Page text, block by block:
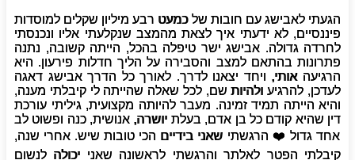
הגעתי לאבישג עם חובות של כמעט רבע מיליון שקלים למוסדות
פיננסיים, לא ידעתי איך לצאת מהמצב שנקלעתי אליו ונכנסתי
לחרדה גדולה. אבישג ישר טיפלה בהכל, הייתה קשובה, נתנה
פתרונות בהתאם למצב והסבירה על הליך חדלות פירעון. היא
הרגיעה אותי, ויחד יצאנו לדרך. לאורך כל הדרך אבישג דאגה
לעדכן, להרגיע ולהיות שם, לכל שאלה שהייתה לי קיבלתי מענה,
והיא הייתה תמיד זמינה. מעבר להיותה מקצועית, גיליתי עורכת
דין שהיא קודם כל בן אדם, בעלת יושרה, אנושית, כנה ופשוט לב
אחד גדול ❤️ הרגשתי שאני בידיים הכי טובות שיש. אחרי שנה,
קיבלתי הפטר לאלתר והרגשתי לראשונה שאני יכולה לנשום